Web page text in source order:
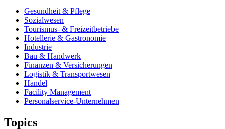
Gesundheit & Pflege
Sozialwesen
Tourismus- & Freizeitbetriebe
Hotellerie & Gastronomie
Industrie
Bau & Handwerk
Finanzen & Versicherungen
Logistik & Transportwesen
Handel
Facility Management
Personalservice-Unternehmen
Topics